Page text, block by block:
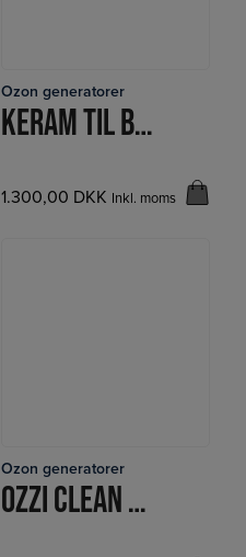
LÆS MERE
Ozon generatorer
KERAM TIL BLC500
1.300,00 DKK Inkl. moms
LÆS MERE
Ozon generatorer
OZZI CLEAN 8000 OZONGENERATOR